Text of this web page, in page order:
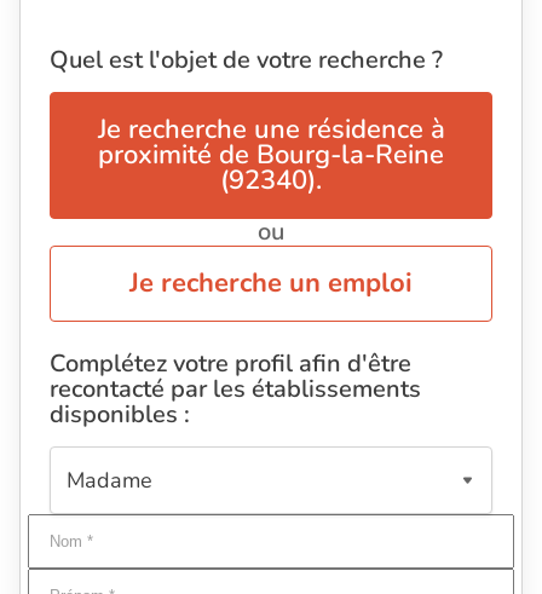
Quel est l'objet de votre recherche ?
Je recherche une résidence à
proximité de Bourg-la-Reine
(92340).
ou
Je recherche un emploi
Complétez votre profil afin d'être
recontacté par les établissements
disponibles :